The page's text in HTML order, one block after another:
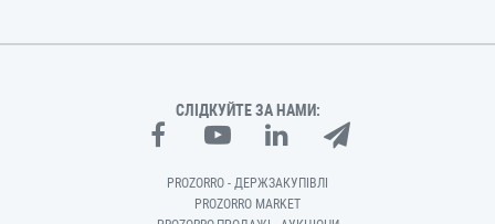
СЛІДКУЙТЕ ЗА НАМИ:
PROZORRO - ДЕРЖЗАКУПІВЛІ
PROZORRO MARKET